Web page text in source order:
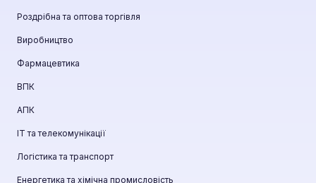
Роздрібна та оптова торгівля
Виробництво
Фармацевтика
ВПК
АПК
ІТ та телекомунікації
Логістика та транспорт
Енергетика та хімічна промисловість